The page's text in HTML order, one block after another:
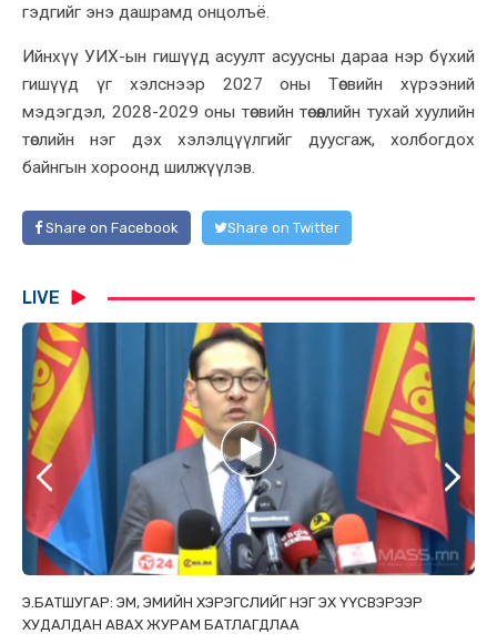
гэдгийг энэ дашрамд онцолъё.
Ийнхүү УИХ-ын гишүүд асуулт асуусны дараа нэр бүхий
гишүүд үг хэлснээр 2027 оныТөсвийн хүрээний
мэдэгдэл, 2028-2029 оны төсвийн төсөөллийн тухай хуулийн
төслийн нэг дэх хэлэлцүүлгийг дуусгаж, холбогдох
байнгын хороонд шилжүүлэв.
Share on Facebook Share on Twitter
LIVE
Э.БАТШУГАР: ЭМ, ЭМИЙН ХЭРЭГСЛИЙГ НЭГ ЭХ ҮҮСВЭРЭЭР
ХУДАЛДАН АВАХ ЖУРАМ БАТЛАГДЛАА